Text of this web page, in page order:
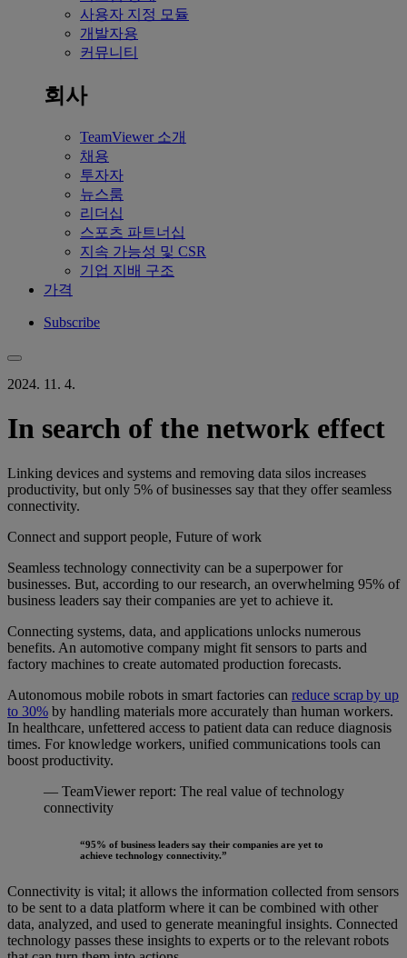
사용자 지정 모듈
개발자용
커뮤니티
회사
TeamViewer 소개
채용
투자자
뉴스룸
리더십
스포츠 파트너십
지속 가능성 및 CSR
기업 지배 구조
가격
Subscribe
2024. 11. 4.
In search of the network effect
Linking devices and systems and removing data silos increases
productivity, but only 5% of businesses say that they offer seamless
connectivity.
Connect and support people, Future of work
Seamless technology connectivity can be a superpower for
businesses. But, according to our research, an overwhelming 95% of
business leaders say their companies are yet to achieve it.
Connecting systems, data, and applications unlocks numerous
benefits. An automotive company might fit sensors to parts and
factory machines to create automated production forecasts.
Autonomous mobile robots in smart factories can reduce scrapby up
to 30% by handling materials more accurately than human workers.
In healthcare, unfettered access to patient data can reduce diagnosis
times. For knowledge workers, unified communications tools can
boost productivity.
— TeamViewer report: The real value of technology
connectivity
“95% of business leaders say their companies are yet to
achieve technology connectivity.”
Connectivity is vital; it allows the information collected from sensors
to be sent to a data platform where it can be combined with other
data, analyzed, and used to generate meaningful insights. Connected
technology passes these insights to experts or to the relevant robots